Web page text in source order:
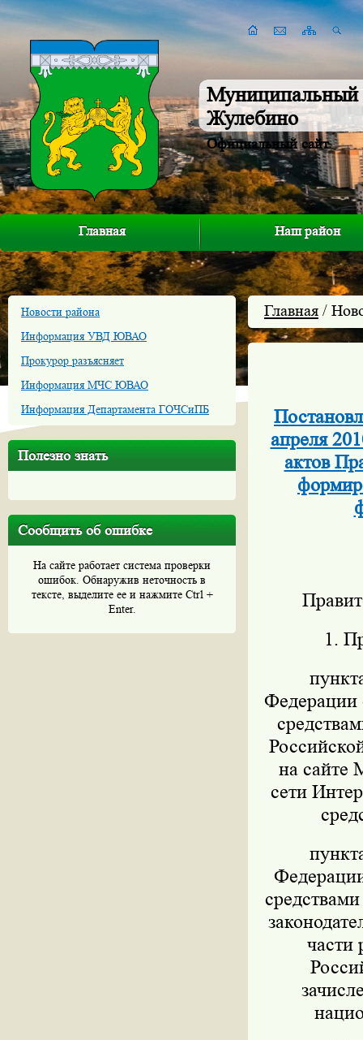
Муниципальный
Жулебино
Официальный сайт
Главная Наш район
Новости района
Информация УВД ЮВАО
Прокурор разъясняет
Информация МЧС ЮВАО
Информация Департамента ГОЧСиПБ
Полезно знать
Сообщить об ошибке
На сайте работает система проверки
ошибок. Обнаружив неточность в
тексте, выделите ее и нажмите Ctrl +
Enter.
Главная /
апреля
актов
1.
Федерации
на сайте
сети
части